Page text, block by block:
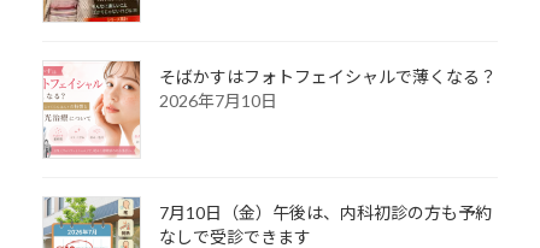
そばかすはフォトフェイシャルで薄くなる？
2026年7月10日
7月10日（金）午後は、内科初診の方も予約
なしで受診できます